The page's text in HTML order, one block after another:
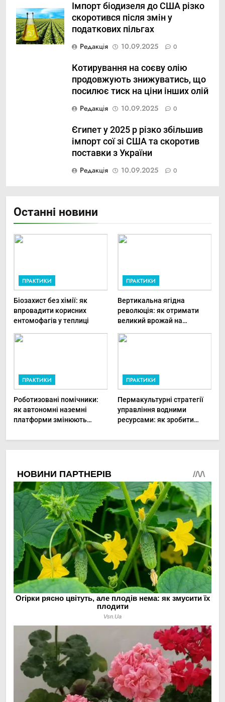
Імпорт біодизеля до США різко
скоротився після змін у
податкових пільгах
Редакція
10.09.2025 0
Котирування на соєву олію
продовжують знижуватись, що
посилює тиск на ціни інших олій
Редакція
10.09.2025 0
Єгипет у 2025 р різко збільшив
імпорт сої зі США та скоротив
поставки з України
Редакція
10.09.2025 0
Останні новини
ПРАКТИКИ
Біозахист без хімії: як
впровадити корисних
ентомофагів у теплиці
ПРАКТИКИ
Вертикальна ягідна
революція: як отримати
великий врожай на
ПРАКТИКИ
Роботизовані помічники:
як автономні наземні
платформи змінюють
овочами
ПРАКТИКИ
Пермакультурні стратегії
управління водними
ресурсами: як зробити
до посухи